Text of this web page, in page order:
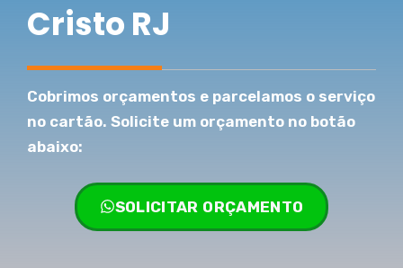
Cristo RJ
Cobrimos orçamentos e parcelamos o serviço
no cartão. Solicite um orçamento no botão
abaixo:
SOLICITAR ORÇAMENTO